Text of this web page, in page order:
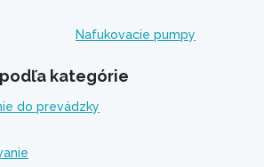
Nafukovacie pumpy
kategórie
do prevádzky